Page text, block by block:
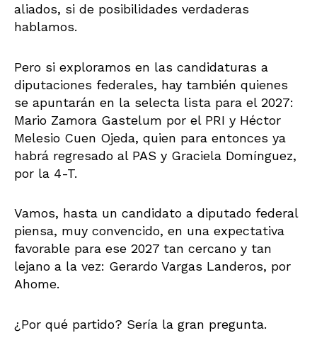
aliados, si de posibilidades verdaderas
hablamos.
Pero si exploramos en las candidaturas a
diputaciones federales, hay también quienes
se apuntarán en la selecta lista para el 2027:
Mario Zamora Gastelum por el PRI y Héctor
Melesio Cuen Ojeda, quien para entonces ya
habrá regresado al PAS y Graciela Domínguez,
por la 4-T.
Vamos, hasta un candidato a diputado federal
piensa, muy convencido, en una expectativa
favorable para ese 2027 tan cercano y tan
lejano a la vez: Gerardo Vargas Landeros, por
Ahome.
¿Por qué partido? Sería la gran pregunta.